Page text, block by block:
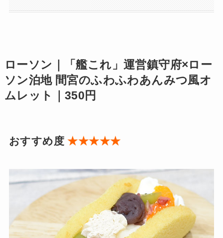
ローソン｜「艦これ」運営鎮守府×ロー
ソン泊地 間宮のふわふわあんみつ風オ
ムレット｜350円
おすすめ度★★★★★